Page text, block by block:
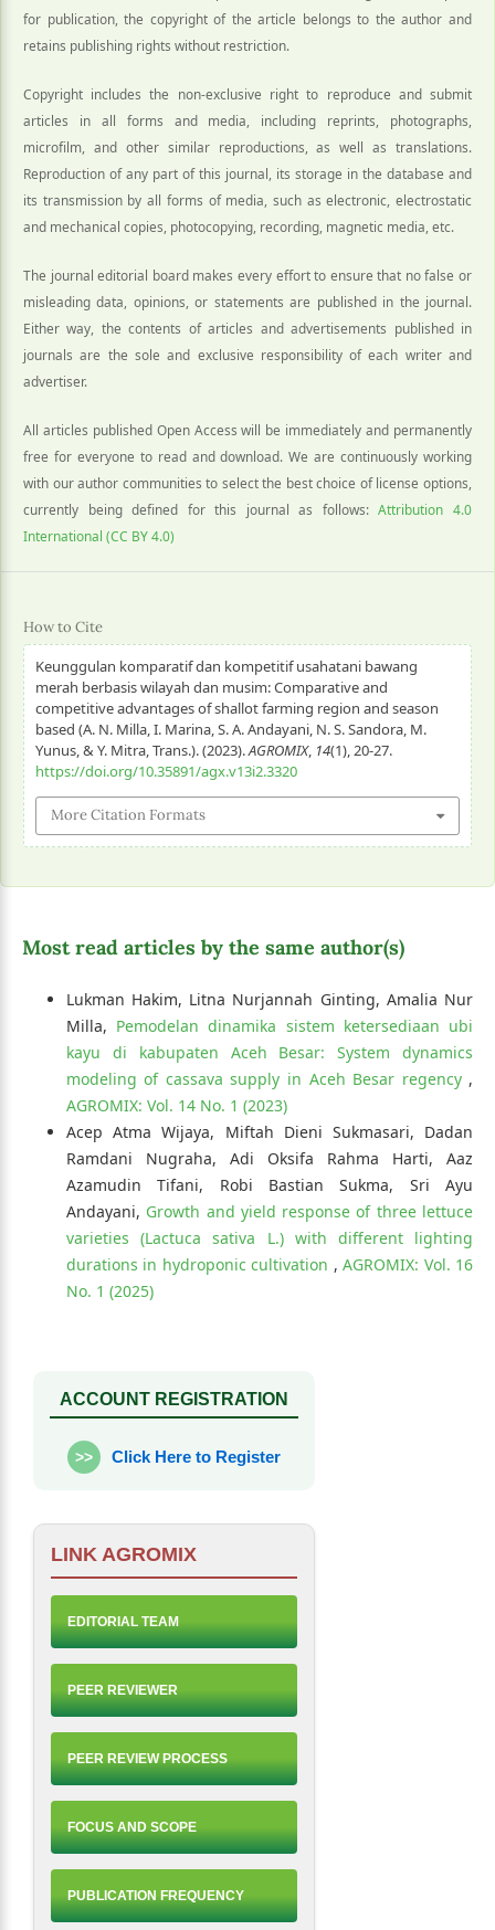
for publication, the copyright of the article belongs to the author and
retains publishing rights without restriction.
Copyright includes the non-exclusive right to reproduce and submit
articles in all forms and media, including reprints, photographs,
microfilm, and other similar reproductions, as well as translations.
Reproduction of any part of this journal, its storage in the database and
its transmission by all forms of media, such as electronic, electrostatic
and mechanical copies, photocopying, recording, magnetic media, etc.
The journal editorial board makes every effort to ensure that no false or
misleading data, opinions, or statements are published in the journal.
Either way, the contents of articles and advertisements published in
journals are the sole and exclusive responsibility of each writer and
advertiser.
All articles published Open Access will be immediately and permanently
free for everyone to read and download. We are continuously working
with our author communities to select the best choice of license options,
currently being defined for this journal as follows:Attribution 4.0
International (CC BY 4.0)
How to Cite
Keunggulan komparatif dan kompetitif usahatani bawang
merah berbasis wilayah dan musim: Comparative and
competitive advantages of shallot farming region and season
based (A. N. Milla, I. Marina, S. A. Andayani, N. S. Sandora, M.
Yunus, & Y. Mitra, Trans.). (2023).AGROMIX, 14(1), 20-27.
https://doi.org/10.35891/agx.v13i2.3320
More Citation Formats
Most read articles by the same author(s)
Lukman Hakim, Litna Nurjannah Ginting, Amalia Nur
Milla, Pemodelan dinamika sistem ketersediaan ubi
kayu di kabupaten Aceh Besar: System dynamics
modeling of cassava supply in Aceh Besar regency ,
AGROMIX: Vol. 14 No. 1 (2023)
Acep Atma Wijaya, Miftah Dieni Sukmasari, Dadan
Ramdani Nugraha, Adi Oksifa Rahma Harti, Aaz
Azamudin Tifani, Robi Bastian Sukma, Sri Ayu
Andayani, Growth and yield response of three lettuce
varieties (Lactuca sativa L.) with different lighting
durations in hydroponic cultivation ,AGROMIX: Vol. 16
No. 1 (2025)
ACCOUNT REGISTRATION
>> Click Here to Register
LINK AGROMIX
EDITORIAL TEAM
PEER REVIEWER
PEER REVIEW PROCESS
FOCUS AND SCOPE
PUBLICATION FREQUENCY